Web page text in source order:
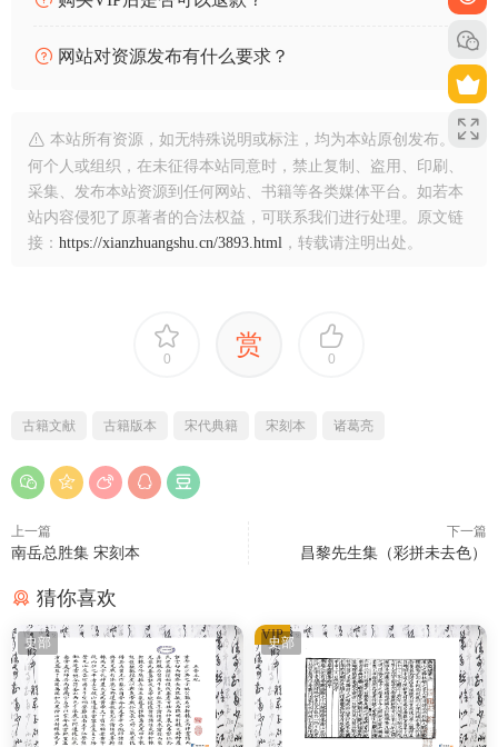
网站对资源发布有什么要求？
本站所有资源，如无特殊说明或标注，均为本站原创发布。任
何个人或组织，在未征得本站同意时，禁止复制、盗用、印刷、
采集、发布本站资源到任何网站、书籍等各类媒体平台。如若本
站内容侵犯了原著者的合法权益，可联系我们进行处理。原文链
接： https://xianzhuangshu.cn/3893.html ，转载请注明出处。
0 赏 0
古籍文献 古籍版本 宋代典籍 宋刻本 诸葛亮
上一篇
南岳总胜集 宋刻本
下一篇
昌黎先生集（彩拼未去色）
猜你喜欢
史部 史部
VIP